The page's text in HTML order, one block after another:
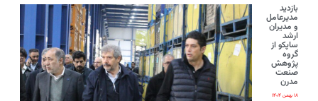
بازدید
مدیرعامل
و مدیران
ارشد
ساپکو از
گروه
پژوهش
صنعت
مدرن
۱۸ بهمن ۱۴۰۴